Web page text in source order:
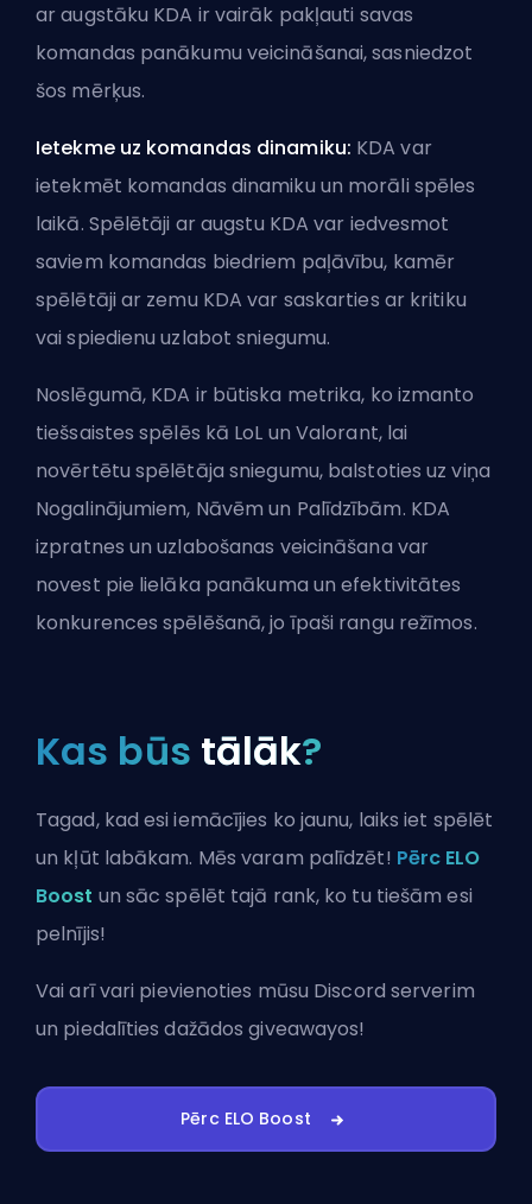
ar augstāku KDA ir vairāk pakļauti savas
komandas panākumu veicināšanai, sasniedzot
šos mērķus.
Ietekme uz komandas dinamiku: KDA var
ietekmēt komandas dinamiku un morāli spēles
laikā. Spēlētāji ar augstu KDA var iedvesmot
saviem komandas biedriem paļāvību, kamēr
spēlētāji ar zemu KDA var saskarties ar kritiku
vai spiedienu uzlabot sniegumu.
Noslēgumā, KDA ir būtiska metrika, ko izmanto
tiešsaistes spēlēs kā LoL un Valorant, lai
novērtētu spēlētāja sniegumu, balstoties uz viņa
Nogalinājumiem, Nāvēm un Palīdzībām. KDA
izpratnes un uzlabošanas veicināšana var
novest pie lielāka panākuma un efektivitātes
konkurences spēlēšanā, jo īpaši rangu režīmos.
Kas būs tālāk?
Tagad, kad esi iemācījies ko jaunu, laiks iet spēlēt
un kļūt labākam. Mēs varam palīdzēt! Pērc ELO
Boost un sāc spēlēt tajā rank, ko tu tiešām esi
pelnījis!
Vai arī vari pievienoties mūsu Discord serverim
un piedalīties dažādos giveawayos!
Pērc ELO Boost